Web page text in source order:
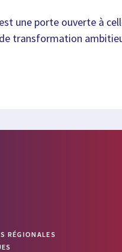
une porte ouverte à
transformation
RÉGIONALES